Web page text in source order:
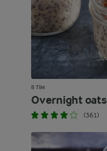
8 TIM
Overnight oats
(361)